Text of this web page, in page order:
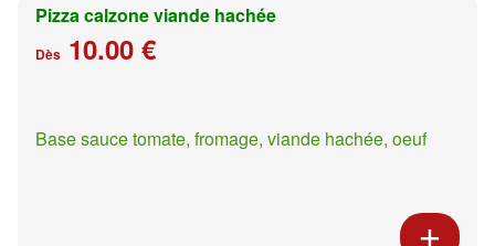
Pizza calzone viande hachée
Dès 10.00 €
Base sauce tomate, fromage, viande hachée, oeuf